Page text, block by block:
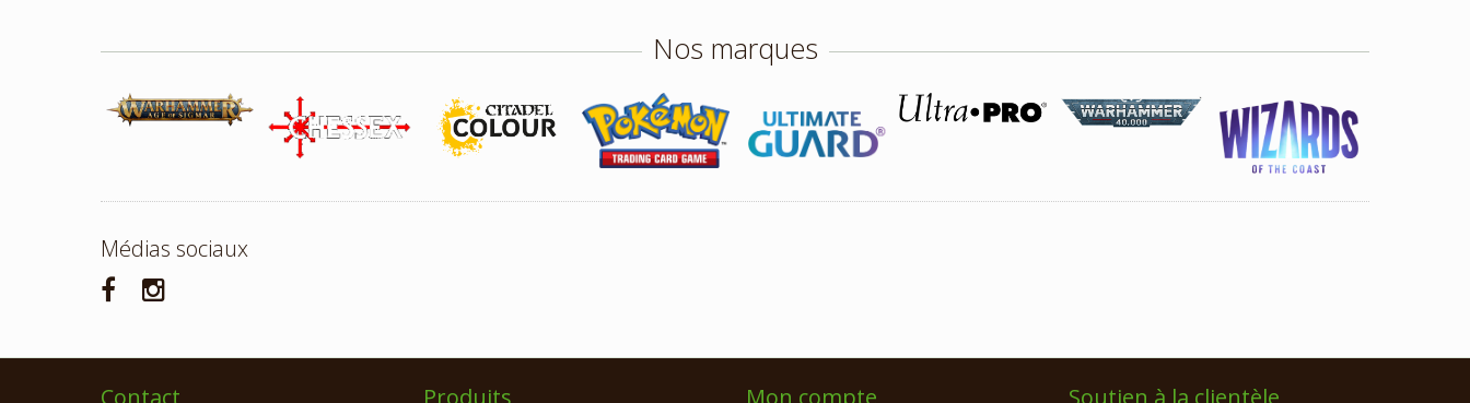
Nos marques
Médias sociaux